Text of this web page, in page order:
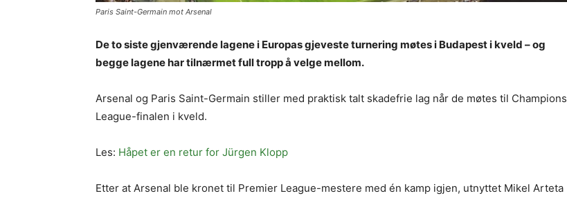
Paris Saint-Germain mot Arsenal
De to siste gjenværende lagene i Europas gjeveste turnering møtes i Budapest i kveld – og
begge lagene har tilnærmet full tropp å velge mellom.
Arsenal og Paris Saint-Germain stiller med praktisk talt skadefrie lag når de møtes til Champions
League-finalen i kveld.
Les: Håpet er en retur for Jürgen Klopp
Etter at Arsenal ble kronet til Premier League-mestere med én kamp igjen, utnyttet Mikel Arteta